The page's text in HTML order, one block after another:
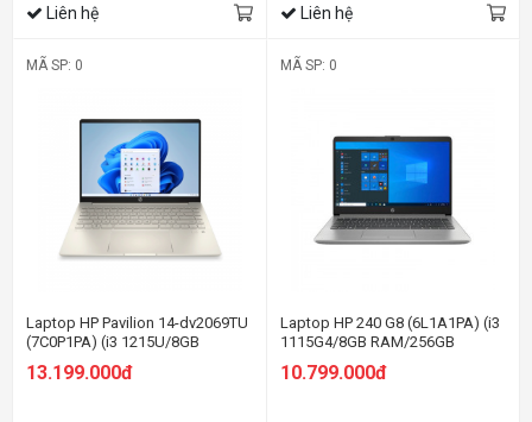
Liên hệ Liên hệ
MÃ SP: 0
Laptop HP Pavilion 14-dv2069TU
(7C0P1PA) (i3 1215U/8GB
RAM/256GB SSD/14
FHD/Win11/Vàng)
13.199.000đ
MÃ SP: 0
Laptop HP 240 G8 (6L1A1PA) (i3
1115G4/8GB RAM/256GB
SSD/14 FHD/Win11/Bạc)
10.799.000đ